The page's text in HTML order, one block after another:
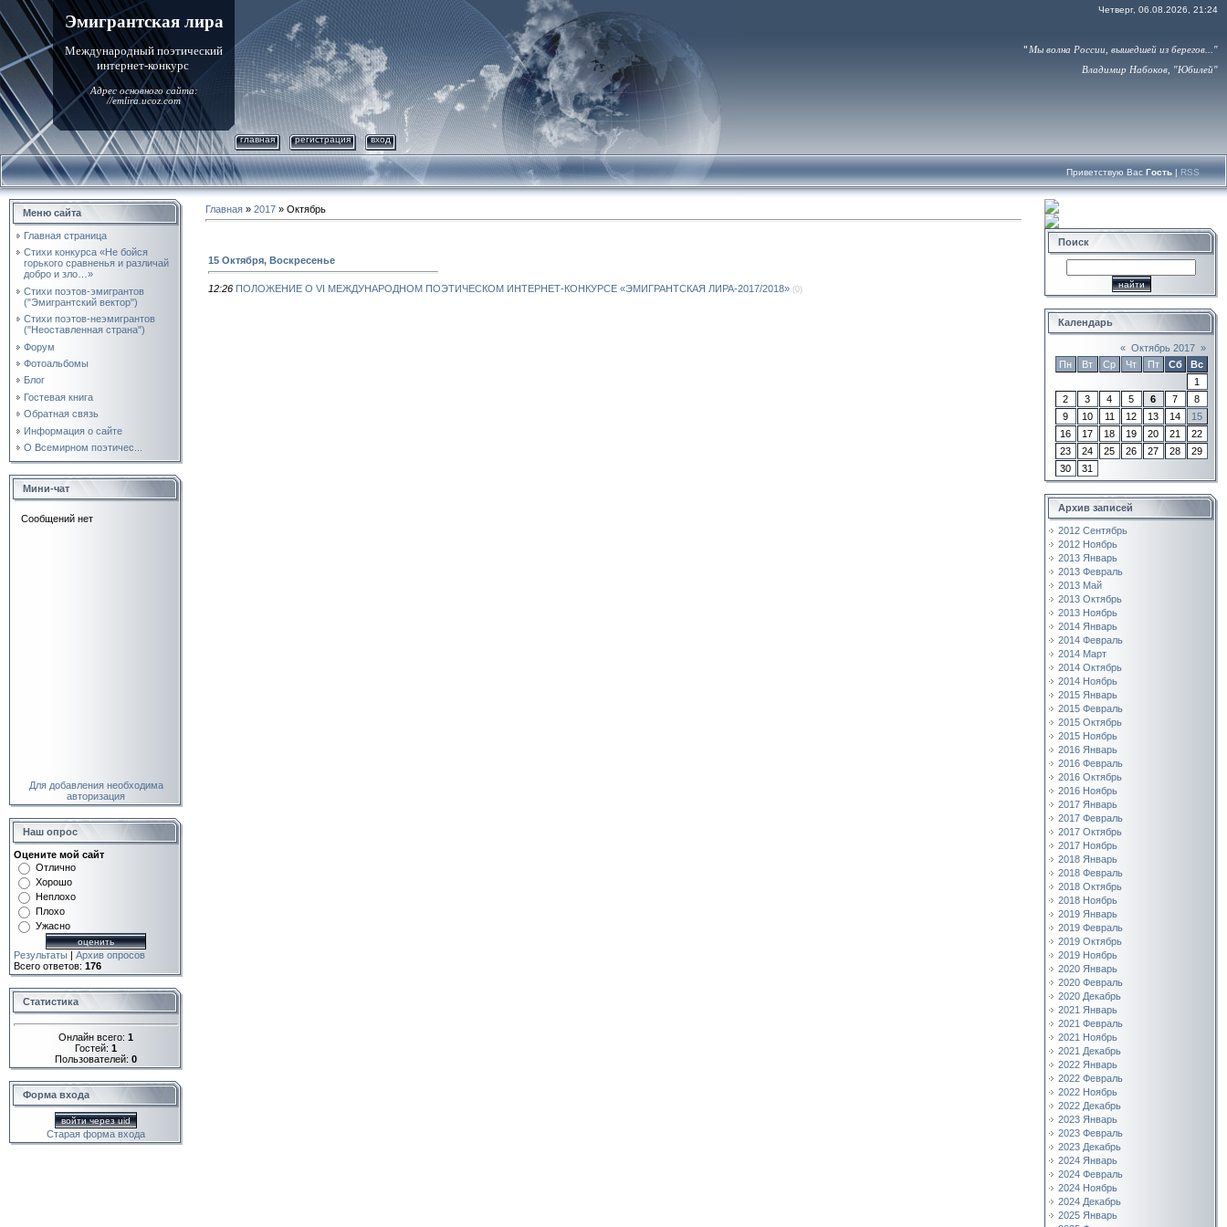
Эмигрантская лира
Международный поэтический
интернет-конкурс
Адрес основного сайта:
//emlira.ucoz.com
Четверг, 06.08.2026, 21:24
" Мы волна России
вышедшей из берегов..."
Владимир Набоков, "Юбилей"
главная регистрация вход
Приветствую Вас Гость | RSS
Меню сайта
Главная страница
Стихи конкурса «Не бойся
горького сравненья и различай
добро и зло…»
Стихи поэтов-эмигрантов
("Эмигрантский вектор")
Стихи поэтов-неэмигрантов
("Неоставленная страна")
Форум
Фотоальбомы
Блог
Гостевая книга
Обратная связь
Информация о сайте
О Всемирном поэтичес...
Мини-чат
Для добавления необходима
авторизация
Наш опрос
Оцените мой сайт
Отлично
Хорошо
Неплохо
Плохо
Ужасно
Результаты | Архив опросов
Всего ответов: 176
Статистика
Онлайн всего: 1
Гостей: 1
Пользователей: 0
Форма входа
войти через uid
Старая форма входа
Главная » 2017 » Октябрь
15 Октября, Воскресенье
12:26 ПОЛОЖЕНИЕ О VI МЕЖДУНАРОДНОМ ПОЭТИЧЕСКОМ ИНТЕРНЕТ-КОНКУРСЕ «ЭМИГРАНТСКАЯ ЛИРА-2017/2018» (0)
Поиск
Календарь
« Октябрь 2017 »
Пн
Вт Ср Чт Пт Сб
Вс
1
2
3 4 5 6 7
8
9
10 11 12 13 14
15
16
17 18 19 20 21
22
23
24 25 26 27 28
29
30
31
Архив записей
2012 Сентябрь
2012 Ноябрь
2013 Январь
2013 Февраль
2013 Май
2013 Октябрь
2013 Ноябрь
2014 Январь
2014 Февраль
2014 Март
2014 Октябрь
2014 Ноябрь
2015 Январь
2015 Февраль
2015 Октябрь
2015 Ноябрь
2016 Январь
2016 Февраль
2016 Октябрь
2016 Ноябрь
2017 Январь
2017 Февраль
2017 Октябрь
2017 Ноябрь
2018 Январь
2018 Февраль
2018 Октябрь
2018 Ноябрь
2019 Январь
2019 Февраль
2019 Октябрь
2019 Ноябрь
2020 Январь
2020 Февраль
2020 Декабрь
2021 Январь
2021 Февраль
2021 Ноябрь
2021 Декабрь
2022 Январь
2022 Февраль
2022 Ноябрь
2022 Декабрь
2023 Январь
2023 Февраль
2023 Декабрь
2024 Январь
2024 Февраль
2024 Ноябрь
2024 Декабрь
2025 Январь